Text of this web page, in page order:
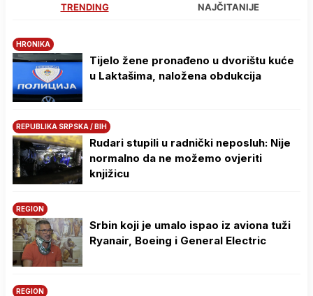
TRENDING NAJČITANIJE
HRONIKA
Tijelo žene pronađeno u dvorištu kuće
u Laktašima, naložena obdukcija
REPUBLIKA SRPSKA / BIH
Rudari stupili u radnički neposluh: Nije
normalno da ne možemo ovjeriti
knjižicu
REGION
Srbin koji je umalo ispao iz aviona tuži
Ryanair, Boeing i General Electric
REGION